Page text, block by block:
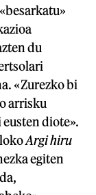
du
«Zurezko bi
arrisku
diote».
Argi hiru
egiten